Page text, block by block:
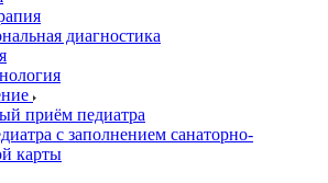
диагностика
приём педиатра
с заполнением санаторно-
карты